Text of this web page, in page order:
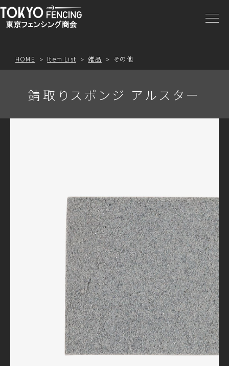
商品一覧
お問合わせ
HOME Item List 雑品 その他
錆取りスポンジ アルスター